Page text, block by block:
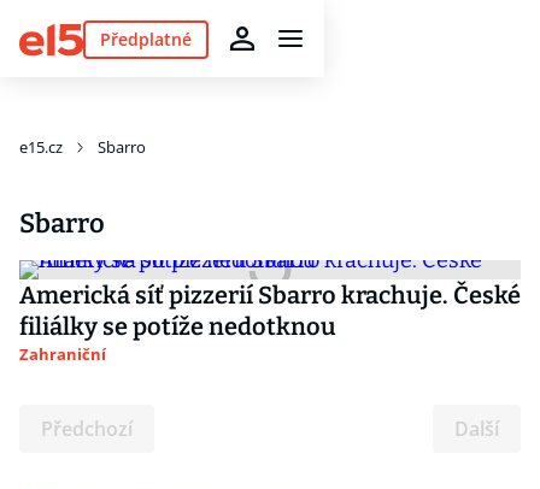
Předplatné
e15.cz Sbarro
Sbarro
Americká síť pizzerií Sbarro krachuje. České
filiálky se potíže nedotknou
Zahraniční
Předchozí Další